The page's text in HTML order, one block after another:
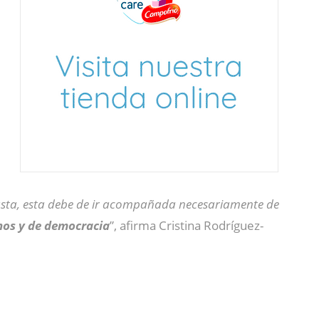
esta debe de ir acompañada necesariamente de
y de democracia”, afirma Cristina Rodríguez-